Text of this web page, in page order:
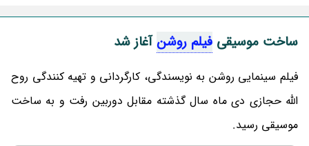
ساخت موسیقی فیلم روشنآغاز شد
فیلم سینمایی روشن به نویسندگی، کارگردانی و تهیه کنندگی روح
الله حجازی دی ماه سال گذشته مقابل دوربین رفت و به ساخت
موسیقی رسید.